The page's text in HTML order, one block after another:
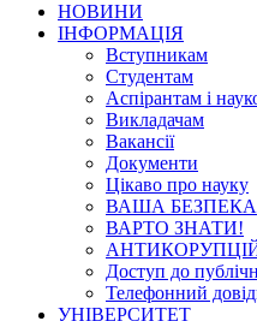
НОВИНИ
ІНФОРМАЦІЯ
Вступникам
Студентам
Аспірантам і
Викладачам
Вакансії
Документи
Цікаво про науку
ВАША БЕЗПЕКА
ВАРТО ЗНАТИ!
Доступ до
Телефонний
УНІВЕРСИТЕТ